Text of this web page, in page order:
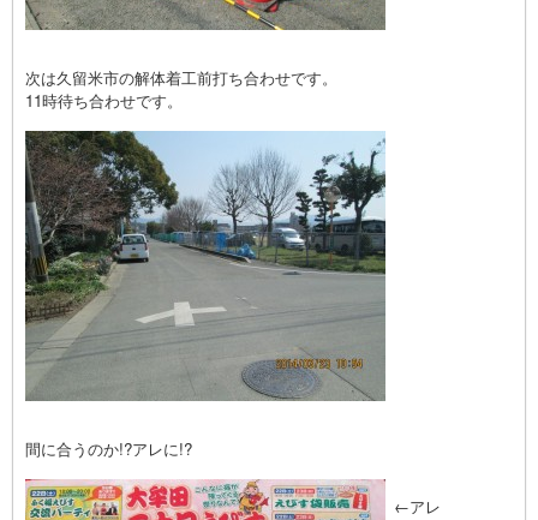
次は久留米市の解体着工前打ち合わせです。
11時待ち合わせです。
間に合うのか!?アレに!?
←アレ